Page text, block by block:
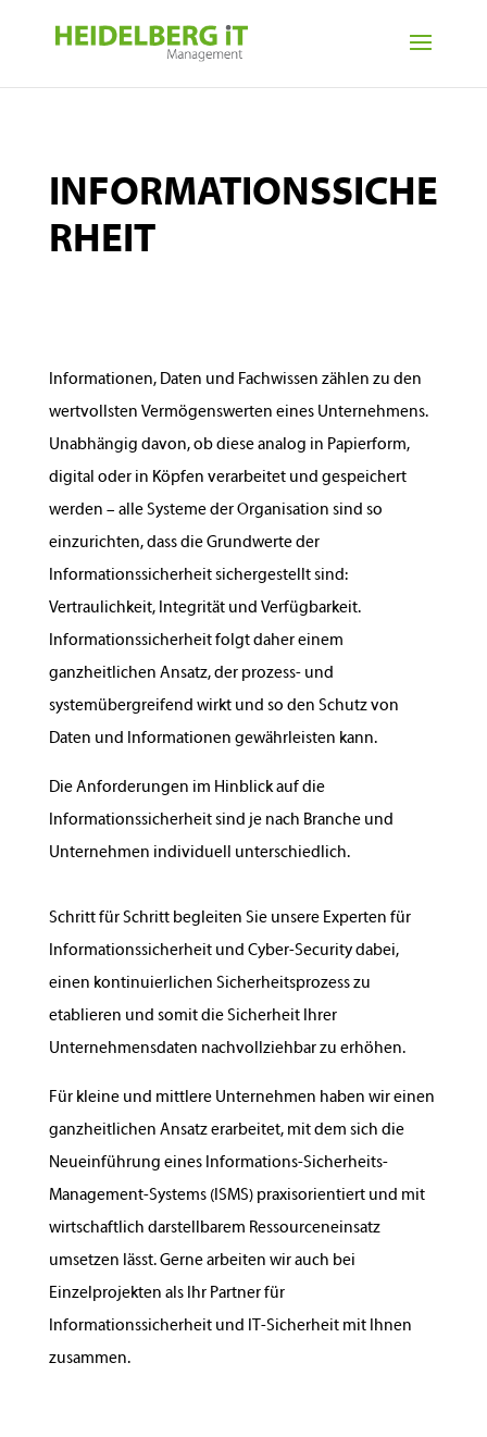
INFORMATIONSSICHE
RHEIT
Informationen, Daten und Fachwissen zählen zu den
wertvollsten Vermögenswerten eines Unternehmens.
Unabhängig davon, ob diese analog in Papierform,
digital oder in Köpfen verarbeitet und gespeichert
werden – alle Systeme der Organisation sind so
einzurichten, dass die Grundwerte der
Informationssicherheit sichergestellt sind:
Vertraulichkeit, Integrität und Verfügbarkeit.
Informationssicherheit folgt daher einem
ganzheitlichen Ansatz, der prozess- und
systemübergreifend wirkt und so den Schutz von
Daten und Informationen gewährleisten kann.
Die Anforderungen im Hinblick auf die
Informationssicherheit sind je nach Branche und
Unternehmen individuell unterschiedlich.
Schritt für Schritt begleiten Sie unsere Experten für
Informationssicherheit und Cyber-Security dabei,
einen kontinuierlichen Sicherheitsprozess zu
etablieren und somit die Sicherheit Ihrer
Unternehmensdaten nachvollziehbar zu erhöhen.
Für kleine und mittlere Unternehmen haben wir einen
ganzheitlichen Ansatz erarbeitet, mit dem sich die
Neueinführung eines Informations-Sicherheits-
Management-Systems (ISMS) praxisorientiert und mit
wirtschaftlich darstellbarem Ressourceneinsatz
umsetzen lässt. Gerne arbeiten wir auch bei
Einzelprojekten als Ihr Partner für
Informationssicherheit und IT-Sicherheit mit Ihnen
zusammen.